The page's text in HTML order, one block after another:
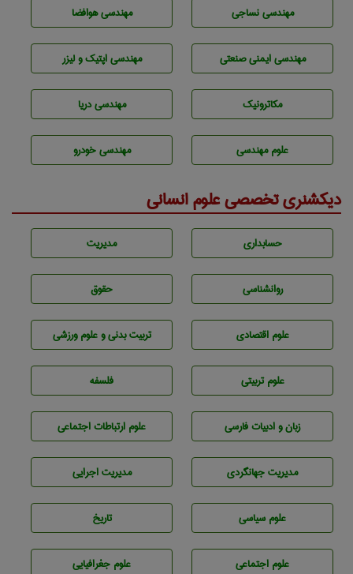
مهندسي نساجی مهندسی هوافضا
مهندسی ایمنی صنعتی مهندسی اپتیک و لیزر
مکاترونیک مهندسی دریا
علوم مهندسی مهندسی خودرو
دیکشنری تخصصی علوم انسانی
حسابداری مديريت
روانشناسی حقوق
علوم اقتصادی تربيت بدنی و علوم ورزشی
علوم تربيتی فلسفه
زبان و ادبيات فارسی علوم ارتباطات اجتماعی
مديريت جهانگردی مديريت اجرايی
علوم سياسی تاريخ
علوم اجتماعی علوم جغرافيايی